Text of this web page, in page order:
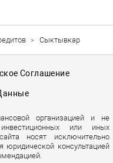
Сыктывкар
Соглашение
организацией и не
или иных
носят исключительно
юридической консультацией